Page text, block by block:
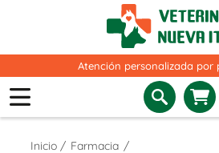
Atención personalizada por
Inicio / Farmacia /